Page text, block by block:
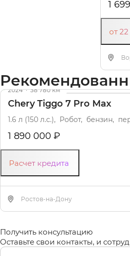
1
от
2024·38 780 км
Chery Tiggo 7 Pro Max
1.6 л (150 л.с.), Робот, бензин,
1 890 000 ₽
Расчет кредита
Ростов-на-Дону
Получить консультацию
Оставьте свои контакты, и